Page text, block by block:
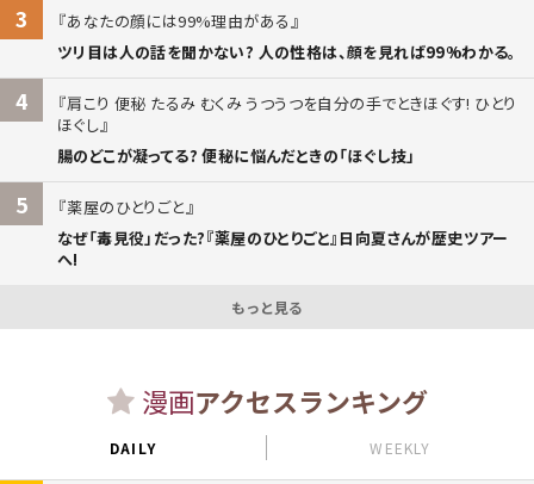
3
あなたの顔には99%理由がある
ツリ目は人の話を聞かない? 人の性格は、顔を見れば99%わかる。
4
肩こり 便秘 たるみ むくみ うつうつを自分の手でときほぐす! ひとり
ほぐし
腸のどこが凝ってる? 便秘に悩んだときの「ほぐし技」
5
薬屋のひとりごと
なぜ「毒見役」だった?『薬屋のひとりごと』日向夏さんが歴史ツアー
へ!
もっと見る
漫画アクセスランキング
DAILY WEEKLY